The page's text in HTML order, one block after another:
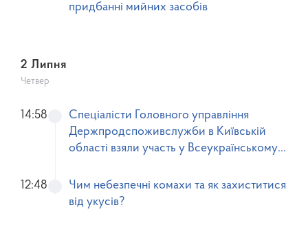
придбанні мийних засобів
2 Липня
Четвер
Спеціалісти Головного управління
Держпродспоживслужби в Київській
області взяли участь у Всеукраїнському
технологічні інновації»
14:58
Чим небезпечні комахи та як захиститися
від укусів?
12:48